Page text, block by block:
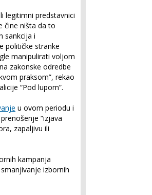
legitimni predstavnici
čine ništa da to
sankcija i
političke stranke
manipulirati voljom
zakonske odredbe
praksom”, rekao
“Pod lupom”.
u ovom periodu i
“izjava
zapaljivu ili
kampanja
izbornih